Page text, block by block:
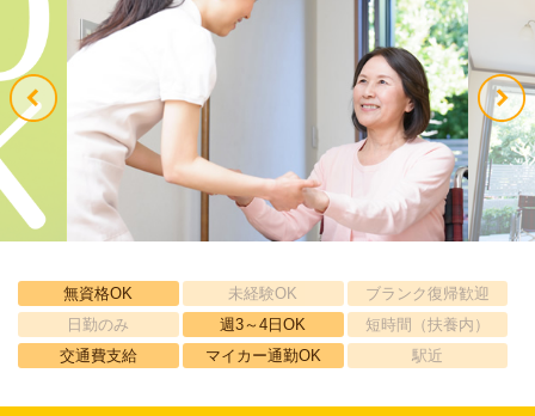
無資格OK 未経験OK
ブランク復帰歓迎
日勤のみ
週3～4日OK
短時間（扶養内）
交通費支給
マイカー通勤OK 駅近